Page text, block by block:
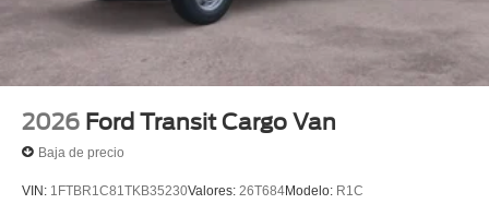
2026 Ford Transit Cargo Van
Baja de precio
VIN: 1FTBR1C81TKB35230Valores: 26T684Modelo: R1C